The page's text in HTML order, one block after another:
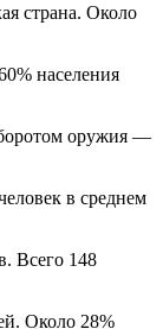
страна. Около
населения
оружия —
в среднем
Всего 148
Около 28%